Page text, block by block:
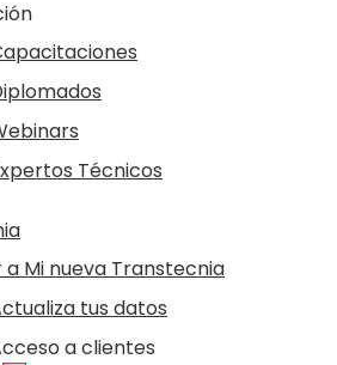
Técnicos
a Mi nueva Transtecnia
tus datos
a clientes